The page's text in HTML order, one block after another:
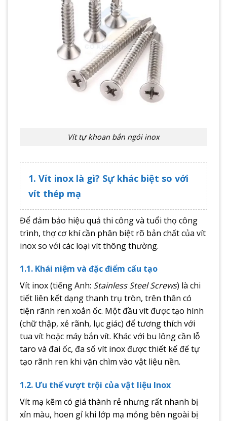
Vít tự khoan bắn ngói inox
1. Vít inox là gì? Sự khác biệt so với
vít thép mạ
Để đảm bảo hiệu quả thi công và tuổi thọ công
trình, thợ cơ khí cần phân biệt rõ bản chất của vít
inox so với các loại vít thông thường.
1.1. Khái niệm và đặc điểm cấu tạo
Vít inox (tiếng Anh: Stainless Steel Screws) là chi
tiết liên kết dạng thanh trụ tròn, trên thân có
tiện rãnh ren xoắn ốc. Một đầu vít được tạo hình
(chữ thập, xẻ rãnh, lục giác) để tương thích với
tua vít hoặc máy bắn vít. Khác với bu lông cần lỗ
taro và đai ốc, đa số vít inox được thiết kế để tự
tạo rãnh ren khi vặn chìm vào vật liệu nền.
1.2. Ưu thế vượt trội của vật liệu Inox
Vít mạ kẽm có giá thành rẻ nhưng rất nhanh bị
xỉn màu, hoen gỉ khi lớp mạ mỏng bên ngoài bị